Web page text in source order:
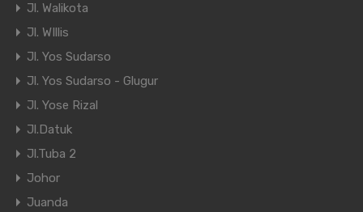
Jl. Walikota
Jl. WIllis
Jl. Yos Sudarso
Jl. Yos Sudarso - Glugur
Jl. Yose Rizal
Jl.Datuk
Jl.Tuba 2
Johor
Juanda